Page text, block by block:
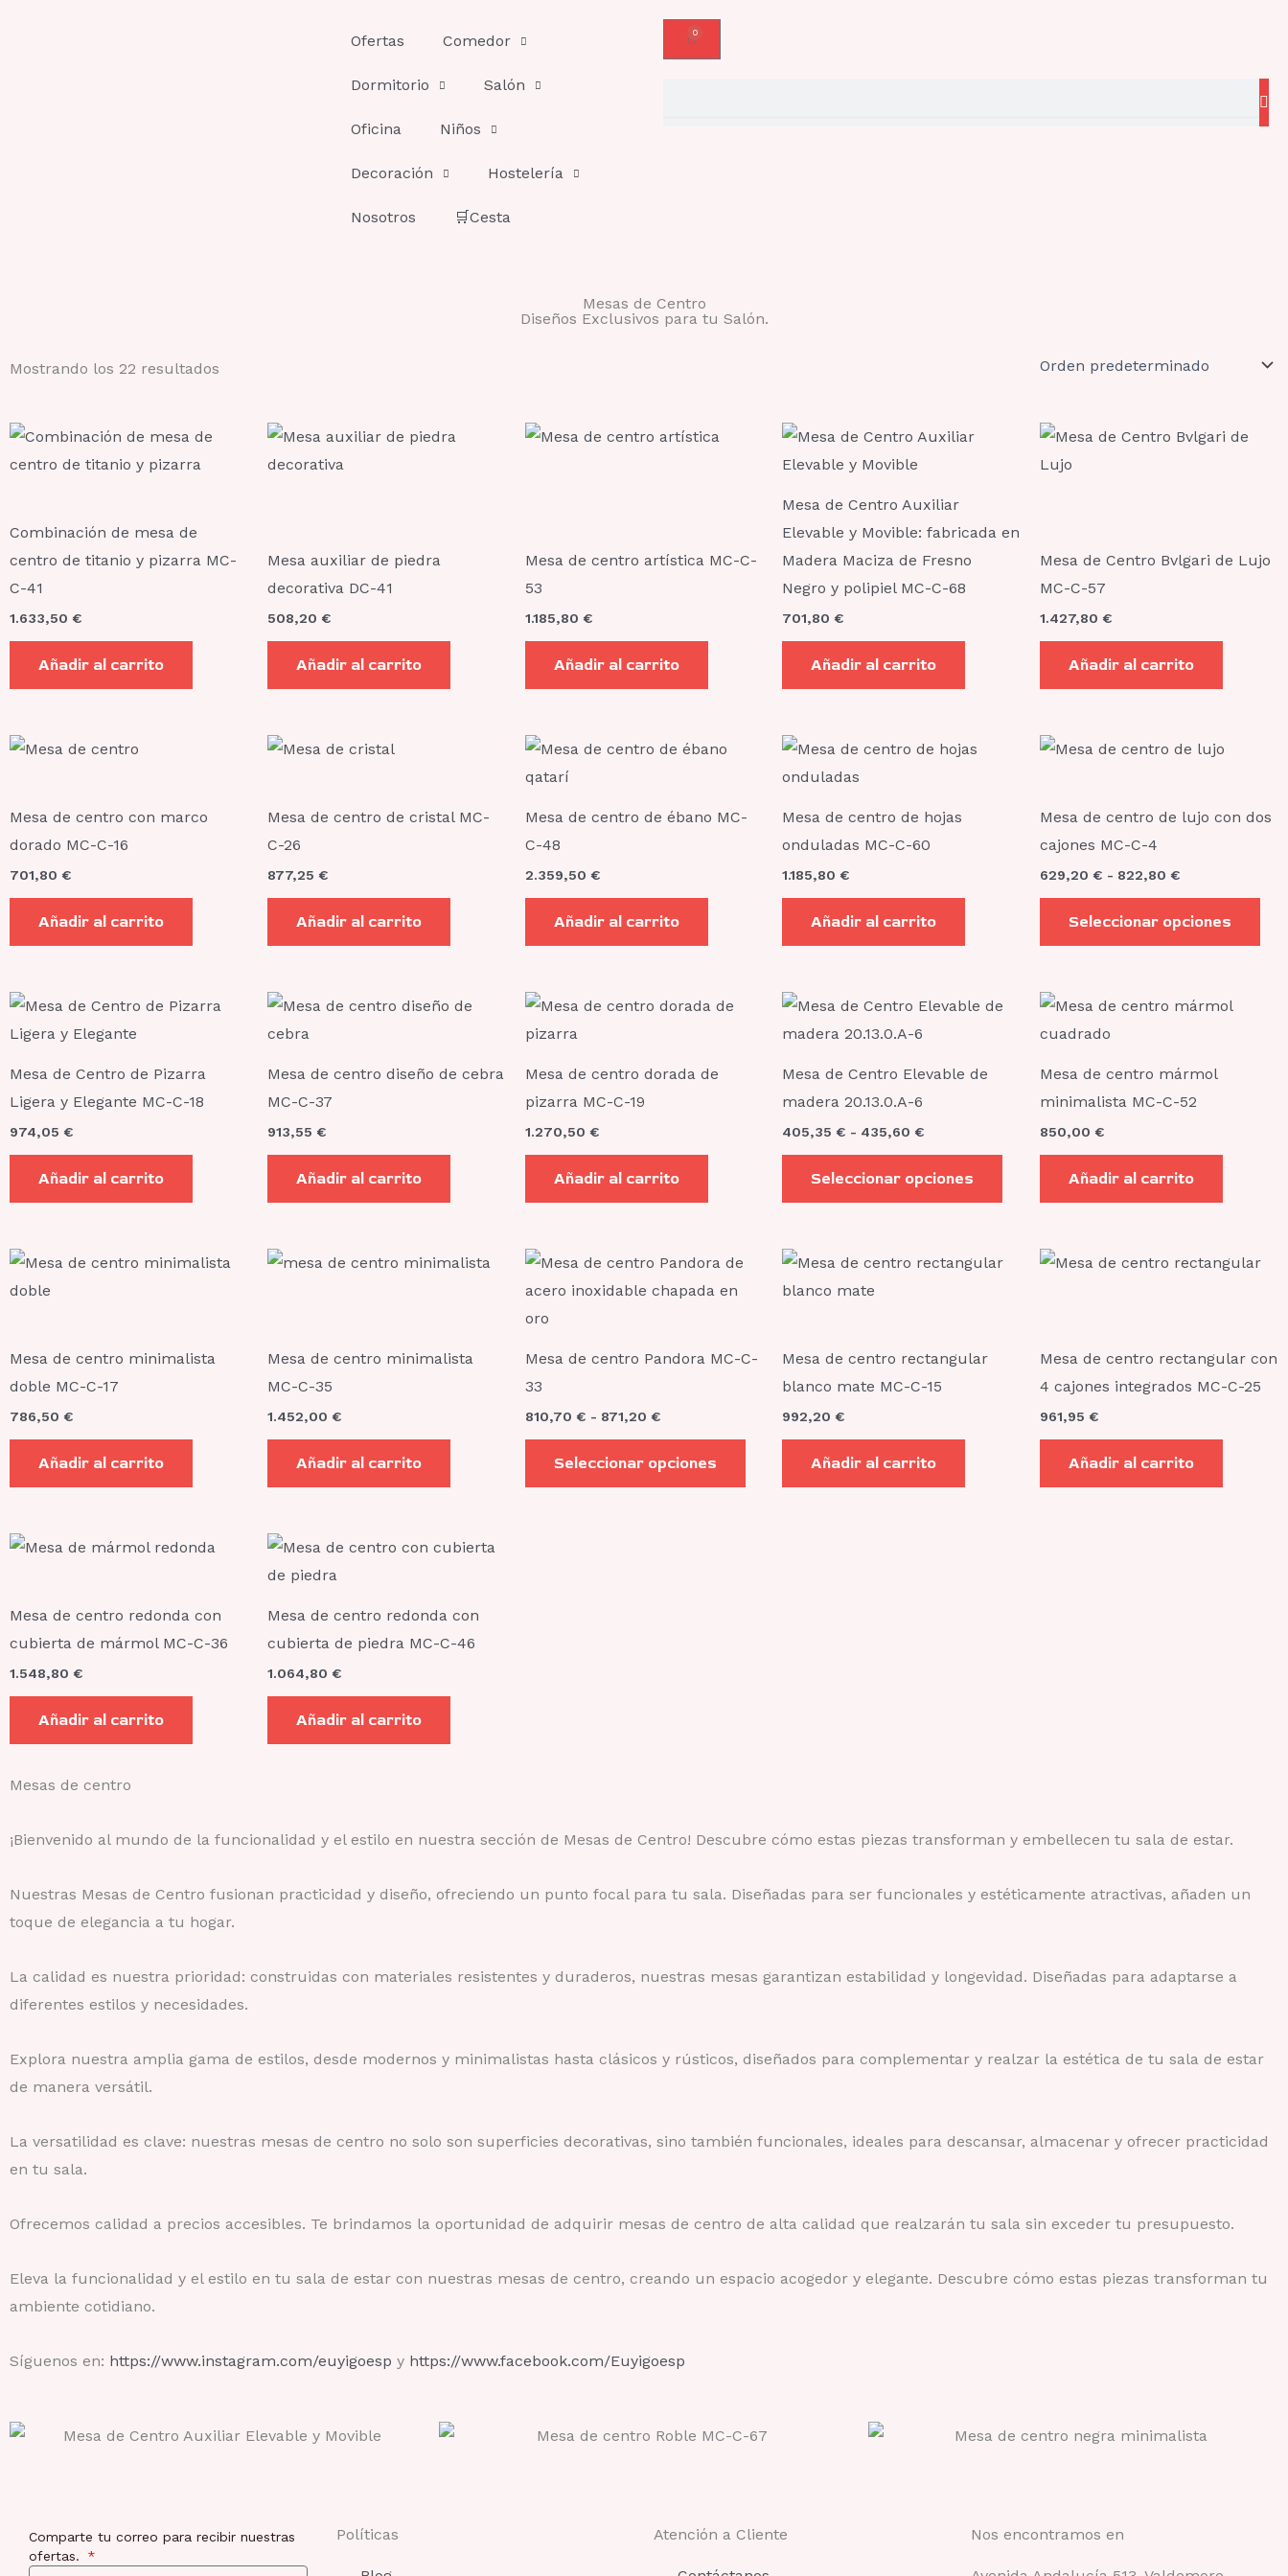
Ofertas Comedor
Dormitorio Salón
Oficina Niños
Decoración Hostelería
Nosotros 🛒Cesta
0
Carrito
Mesas de Centro
Diseños Exclusivos para tu Salón.
Mostrando los 22 resultados
Combinación de mesa de
centro de titanio y pizarra MC-
C-41
1.633,50 €
Añadir al carrito
Mesa auxiliar de piedra
decorativa DC-41
508,20 €
Añadir al carrito
Mesa de centro artística MC-C-
53
1.185,80 €
Añadir al carrito
Mesa de Centro Auxiliar
Elevable y Movible: fabricada en
Madera Maciza de Fresno
Negro y polipiel MC-C-68
701,80 €
Añadir al carrito
Mesa de Centro Bvlgari de Lujo
MC-C-57
1.427,80 €
Añadir al carrito
Mesa de centro con marco
dorado MC-C-16
701,80 €
Añadir al carrito
Mesa de centro de cristal MC-
C-26
877,25 €
Añadir al carrito
Mesa de centro de ébano MC-
C-48
2.359,50 €
Añadir al carrito
Mesa de centro de hojas
onduladas MC-C-60
1.185,80 €
Añadir al carrito
Mesa de centro de lujo con dos
cajones MC-C-4
629,20 € - 822,80 €
Rango
629,20 €
hasta
Seleccionar opciones
Este
variantes.
opciones
se
elegir
página
de
producto
Mesa de Centro de Pizarra
Ligera y Elegante MC-C-18
974,05 €
Añadir al carrito
Mesa de centro diseño de cebra
MC-C-37
913,55 €
Añadir al carrito
Mesa de centro dorada de
pizarra MC-C-19
1.270,50 €
Añadir al carrito
Mesa de Centro Elevable de
madera 20.13.0.A-6
405,35 € - 435,60 €
Rango
405,35 €
Seleccionar opciones
Este
producto
opciones
se
elegir
en
de
producto
Mesa de centro mármol
minimalista MC-C-52
850,00 €
Añadir al carrito
Mesa de centro minimalista
doble MC-C-17
786,50 €
Añadir al carrito
Mesa de centro minimalista
MC-C-35
1.452,00 €
Añadir al carrito
Mesa de centro Pandora MC-C-
33
810,70 € - 871,20 €
Rango
precios:
871,20 €
Seleccionar opciones
Este
producto
tiene
opciones
pueden
Mesa de centro rectangular
blanco mate MC-C-15
992,20 €
Añadir al carrito
Mesa de centro rectangular con
4 cajones integrados MC-C-25
961,95 €
Añadir al carrito
Mesa de centro redonda con
cubierta de mármol MC-C-36
1.548,80 €
Añadir al carrito
Mesa de centro redonda con
cubierta de piedra MC-C-46
1.064,80 €
Añadir al carrito
Mesas de centro
¡Bienvenido al mundo de la funcionalidad y el estilo en nuestra sección de Mesas de Centro! Descubre cómo estas piezas transforman y embellecen tu sala de estar.
Nuestras Mesas de Centro fusionan practicidad y diseño, ofreciendo un punto focal para tu sala. Diseñadas para ser funcionales y estéticamente atractivas, añaden un
toque de elegancia a tu hogar.
La calidad es nuestra prioridad: construidas con materiales resistentes y duraderos, nuestras mesas garantizan estabilidad y longevidad. Diseñadas para adaptarse a
diferentes estilos y necesidades.
Explora nuestra amplia gama de estilos, desde modernos y minimalistas hasta clásicos y rústicos, diseñados para complementar y realzar la estética de tu sala de estar
de manera versátil.
La versatilidad es clave: nuestras mesas de centro no solo son superficies decorativas, sino también funcionales, ideales para descansar, almacenar y ofrecer practicidad
en tu sala.
Ofrecemos calidad a precios accesibles. Te brindamos la oportunidad de adquirir mesas de centro de alta calidad que realzarán tu sala sin exceder tu presupuesto.
Eleva la funcionalidad y el estilo en tu sala de estar con nuestras mesas de centro, creando un espacio acogedor y elegante. Descubre cómo estas piezas transforman tu
ambiente cotidiano.
Síguenos en: https://www.instagram.com/euyigoesp y https://www.facebook.com/Euyigoesp
Comparte tu correo para recibir nuestras
ofertas.
Políticas Atención a Cliente Nos encontramos en